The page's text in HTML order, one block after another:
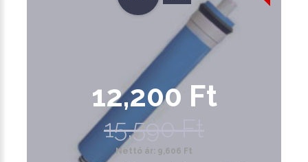
12,200 Ft
15,590 Ft
Nettó ár: 9,606 Ft